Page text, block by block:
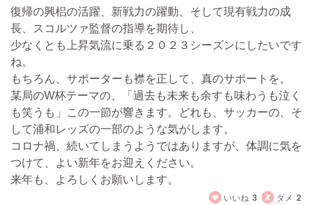
復帰の興梠の活躍、新戦力の躍動、そして現有戦力の成
長、スコルツァ監督の指導を期待し、
少なくとも上昇気流に乗る２０２３シーズンにしたいです
ね。
もちろん、サポーターも襟を正して、真のサポートを。
某局のW杯テーマの、「過去も未来も余すも味わうも泣く
も笑うも」この一節が響きます。どれも、サッカーの、そ
して浦和レッズの一部のような気がします。
コロナ禍、続いてしまうようではありますが、体調に気を
つけて、よい新年をお迎えください。
来年も、よろしくお願いします。
いいね 3 ダメ 2